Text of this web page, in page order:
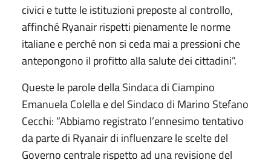
civici e tutte le istituzioni preposte al controllo,
affinché Ryanair rispetti pienamente le norme
italiane e perché non si ceda mai a pressioni che
antepongono il profitto alla salute dei cittadini”.
Queste le parole della Sindaca di Ciampino
Emanuela Colella e del Sindaco di Marino Stefano
Cecchi: “Abbiamo registrato l’ennesimo tentativo
da parte di Ryanair di influenzare le scelte del
Governo centrale rispetto ad una revisione del